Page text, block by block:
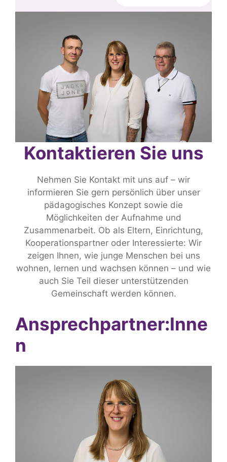
Kontaktieren Sie uns
Nehmen Sie Kontakt mit uns auf – wir
informieren Sie gern persönlich über unser
pädagogisches Konzept sowie die
Möglichkeiten der Aufnahme und
Zusammenarbeit. Ob als Eltern, Einrichtung,
Kooperationspartner oder Interessierte: Wir
zeigen Ihnen, wie junge Menschen bei uns
wohnen, lernen und wachsen können – und wie
auch Sie Teil dieser unterstützenden
Gemeinschaft werden können.
Ansprechpartner:Inne
n